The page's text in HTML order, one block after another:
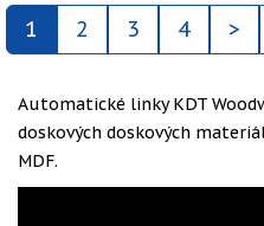
1 2 3 4 >
Automatické linky KDT
doskových doskových
MDF.